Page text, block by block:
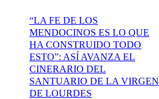
“LA FE DE LOS
MENDOCINOS ES LO QUE
HA CONSTRUIDO TODO
ESTO”: ASÍ AVANZA EL
CINERARIO DEL
SANTUARIO DE LA VIRGEN
DE LOURDES